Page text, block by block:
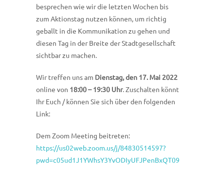
besprechen wie wir die letzten Wochen bis
zum Aktionstag nutzen können, um richtig
geballt in die Kommunikation zu gehen und
diesen Tag in der Breite der Stadtgesellschaft
sichtbar zu machen.
Wir treffen uns am Dienstag, den 17. Mai 2022
online von 18:00 – 19:30 Uhr. Zuschalten könnt
Ihr Euch / können Sie sich über den folgenden
Link:
Dem Zoom Meeting beitreten:
https://us02web.zoom.us/j/84830514597?
pwd=c05ud1J1YWhsY3YvODIyUFJPenBxQT09